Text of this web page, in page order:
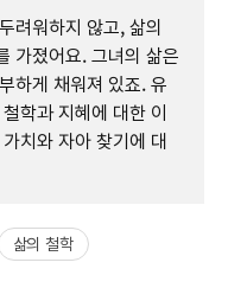
려워하지 않고, 삶의
가졌어요. 그녀의 삶은
하게 채워져 있죠. 유
학과 지혜에 대한 이
치와 자아 찾기에 대
삶의 철학